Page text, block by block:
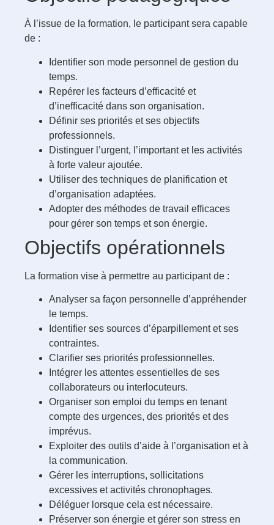
À l’issue de la formation, le participant sera capable
de :
Identifier son mode personnel de gestion du
temps.
Repérer les facteurs d’efficacité et
d’inefficacité dans son organisation.
Définir ses priorités et ses objectifs
professionnels.
Distinguer l’urgent, l’important et les activités
à forte valeur ajoutée.
Utiliser des techniques de planification et
d’organisation adaptées.
Adopter des méthodes de travail efficaces
pour gérer son temps et son énergie.
Objectifs opérationnels
La formation vise à permettre au participant de :
Analyser sa façon personnelle d’appréhender
le temps.
Identifier ses sources d’éparpillement et ses
contraintes.
Clarifier ses priorités professionnelles.
Intégrer les attentes essentielles de ses
collaborateurs ou interlocuteurs.
Organiser son emploi du temps en tenant
compte des urgences, des priorités et des
imprévus.
Exploiter des outils d’aide à l’organisation et à
la communication.
Gérer les interruptions, sollicitations
excessives et activités chronophages.
Déléguer lorsque cela est nécessaire.
Préserver son énergie et gérer son stress en